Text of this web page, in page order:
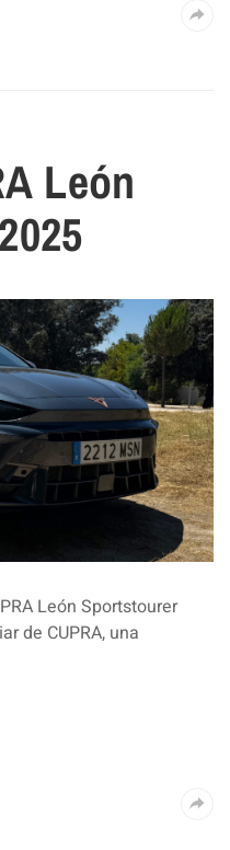
León
León Sportstourer
de CUPRA, una